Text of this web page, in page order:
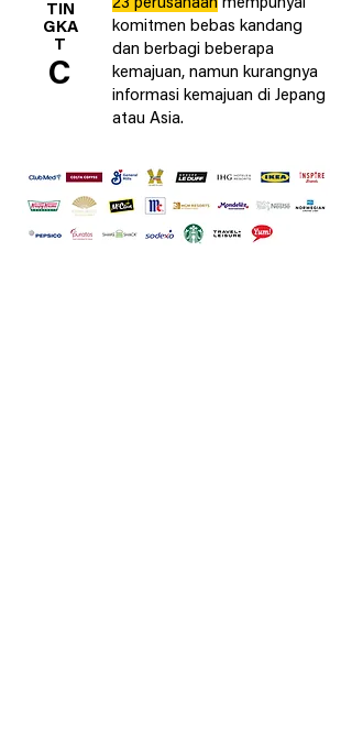
TIN
GKA
T
C
23 perusahaan mempunyai
komitmen bebas kandang
dan berbagi beberapa
kemajuan, namun kurangnya
informasi kemajuan di Jepang
atau Asia.